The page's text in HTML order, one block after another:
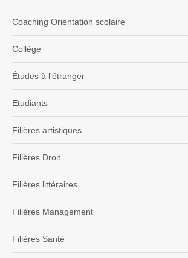
Coaching Orientation scolaire
Collège
Études à l'étranger
Etudiants
Filières artistiques
Filières Droit
Filières littéraires
Filières Management
Filières Santé